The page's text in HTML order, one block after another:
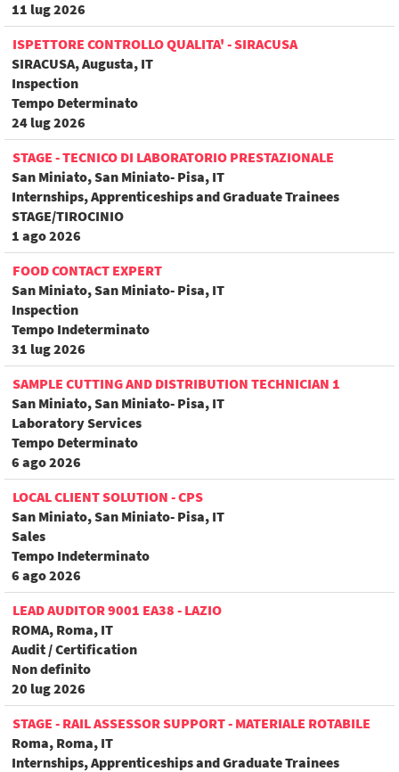
11 lug 2026
ISPETTORE CONTROLLO QUALITA' - SIRACUSA
SIRACUSA, Augusta, IT
Inspection
Tempo Determinato
24 lug 2026
STAGE - TECNICO DI LABORATORIO PRESTAZIONALE
San Miniato, San Miniato- Pisa, IT
Internships, Apprenticeships and Graduate Trainees
STAGE/TIROCINIO
1 ago 2026
FOOD CONTACT EXPERT
San Miniato, San Miniato- Pisa, IT
Inspection
Tempo Indeterminato
31 lug 2026
SAMPLE CUTTING AND DISTRIBUTION TECHNICIAN 1
San Miniato, San Miniato- Pisa, IT
Laboratory Services
Tempo Determinato
6 ago 2026
LOCAL CLIENT SOLUTION - CPS
San Miniato, San Miniato- Pisa, IT
Sales
Tempo Indeterminato
6 ago 2026
LEAD AUDITOR 9001 EA38 - LAZIO
ROMA, Roma, IT
Audit / Certification
Non definito
20 lug 2026
STAGE - RAIL ASSESSOR SUPPORT - MATERIALE ROTABILE
Roma, Roma, IT
Internships, Apprenticeships and Graduate Trainees